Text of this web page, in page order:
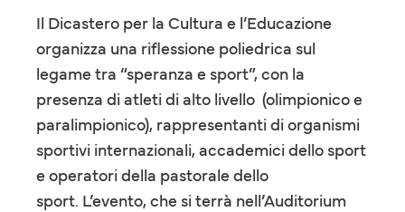
Il Dicastero per la Cultura e l’Educazione
organizza una riflessione poliedrica sul
legame tra “speranza e sport”, con la
presenza di atleti di alto livello (olimpionico e
paralimpionico), rappresentanti di organismi
sportivi internazionali, accademici dello sport
e operatori della pastorale dello
sport. L’evento, che si terrà nell’Auditorium